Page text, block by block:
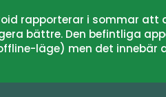
rapporterar i sommar att
bättre. Den befintliga
läge) men det innebär